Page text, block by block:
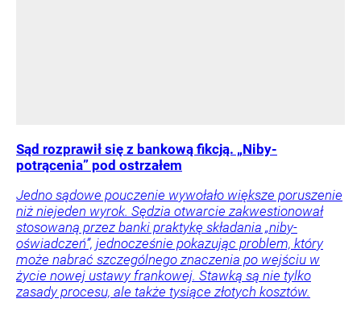
Sąd rozprawił się z bankową fikcją. „Niby-
potrącenia” pod ostrzałem
Jedno sądowe pouczenie wywołało większe poruszenie
niż niejeden wyrok. Sędzia otwarcie zakwestionował
stosowaną przez banki praktykę składania „niby-
oświadczeń”, jednocześnie pokazując problem, który
może nabrać szczególnego znaczenia po wejściu w
życie nowej ustawy frankowej. Stawką są nie tylko
zasady procesu, ale także tysiące złotych kosztów.